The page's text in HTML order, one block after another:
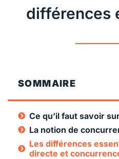
différences
SOMMAIRE
Ce qu’il faut savoir
La notion de
Les différences
directe et